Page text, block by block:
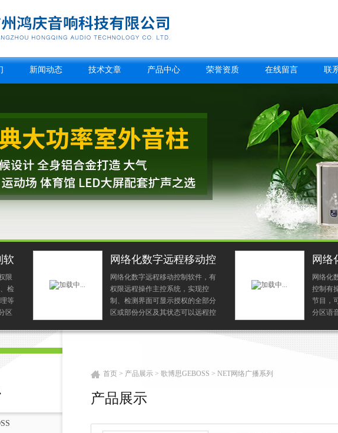
公司
新闻动态 技术文章 产品中心 荣誉资质 在线留言 联
网络化数字远程移动控
网络化数字远程移动控制软件，有
权限远程操作主控系统，实现控
制、检测界面可显示授权的全部分
区或部份分区及其状态可以远程控
目可以远程控制有操作权限的分区
语音寻呼
网络化数字APP控制软
网络化数字APP控制软件可以远程
控制有操作权限的分区播放服务器
节目，可以远程控制有操作权限的
分区语音寻呼。界面可显示授权的
权限远程操作主控系统，实现控
首页 > 产品展示 > 歌博思GEBOSS > NET网络广播系列
产品展示